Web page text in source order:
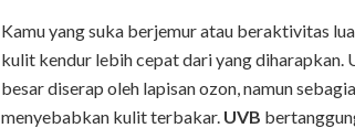
Kamu yang suka berjemur atau beraktivitas
kulit kendur lebih cepat dari yang diharapkan.
besar diserap oleh lapisan ozon, namun
menyebabkan kulit terbakar. UVB